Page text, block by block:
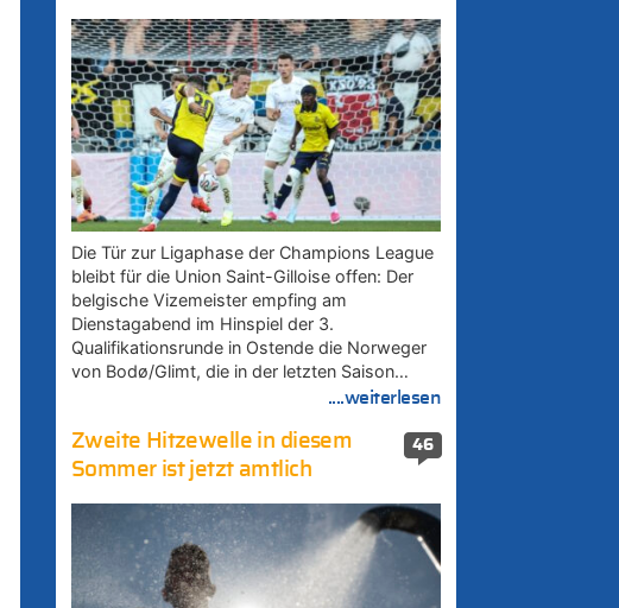
Die Tür zur Ligaphase der Champions League
bleibt für die Union Saint-Gilloise offen: Der
belgische Vizemeister empfing am
Dienstagabend im Hinspiel der 3.
Qualifikationsrunde in Ostende die Norweger
von Bodø/Glimt, die in der letzten Saison…
....weiterlesen
46
Zweite Hitzewelle in diesem
Sommer ist jetzt amtlich